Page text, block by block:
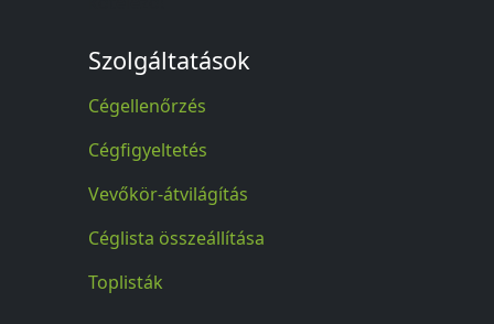
Szolgáltatások
Cégellenőrzés
Cégfigyeltetés
Vevőkör-átvilágítás
Céglista összeállítása
Toplisták